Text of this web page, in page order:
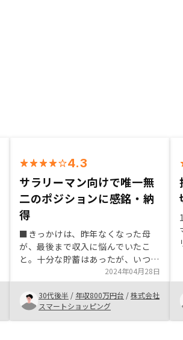
4.3
サラリーマン向けで唯一無
二のポジションに感銘・納
得
■きっかけは、昨年なくなった母
が、最後まで収入に悩んでいたこ
と。十分な貯蓄はあったが、いつ死
ぬかわからず支出が読めない＆個人
事業主で年金が少なく収入が得られ
ない状況を最後まで憂いていたこと
が、自分の将来にも重なる気がして
不安を覚えたため。 ■そんなな
2024年04月28日
30代後半 / 年収800万円台 /株式会社
スマートショッピング